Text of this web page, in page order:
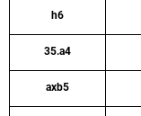
h6
35.a4
axb5